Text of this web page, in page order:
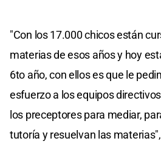
"Con los 17.000 chicos están
materias de esos años y hoy
6to año, con ellos es que le
esfuerzo a los equipos
los preceptores para mediar,
tutoría y resuelvan las